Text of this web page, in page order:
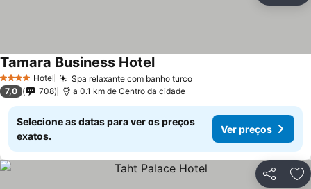
4 EstrelasHotel Spa relaxante com banho turco
Tamara Business Hotel
7,0 708 a 0.1 km de Centro da cidade
Selecione as datas para ver os preços
exatos.
Ver preços
Partilhar